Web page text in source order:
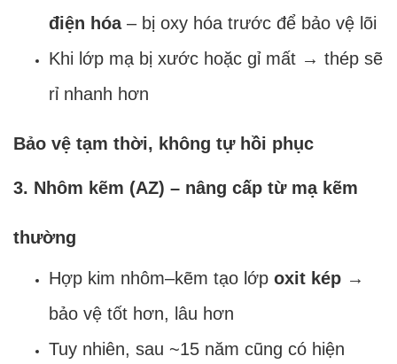
điện hóa– bị oxy hóa trước để bảo vệ lõi
Khi lớp mạ bị xước hoặc gỉ mất → thép sẽ
rỉ nhanh hơn
Bảo vệ tạm thời, không tự hồi phục
3. Nhôm kẽm (AZ) – nâng cấp từ mạ kẽm
thường
Hợp kim nhôm–kẽm tạo lớp oxit kép →
bảo vệ tốt hơn, lâu hơn
Tuy nhiên, sau ~15 năm cũng có hiện